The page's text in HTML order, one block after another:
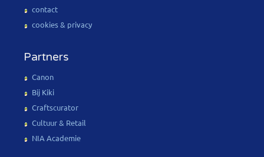
contact
cookies & privacy
Partners
Canon
Bij Kiki
Craftscurator
Cultuur & Retail
NIA Academie